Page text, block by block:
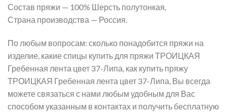
Состав пряжи — 100% Шерсть полутонкая,
Страна производства — Россия.
По любым вопросам: сколько понадобится пряжи на
изделие, какие спицы купить для пряжи ТРОИЦКАЯ
Гребенная лента цвет 37-Липа, как купить пряжу
ТРОИЦКАЯ Гребенная лента цвет 37-Липа, Вы всегда
можете связаться с нами любым удобным для Вас
способом указанным в контактах и получить бесплатную